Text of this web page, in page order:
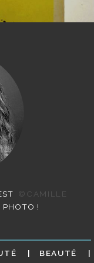
©CAMILLE
PHOTO !
BEAUTÉ